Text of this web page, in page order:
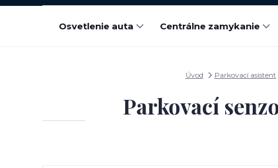
Osvetlenie auta Centrálne zamykanie
Úvod Parkovací asistent
Parkovací